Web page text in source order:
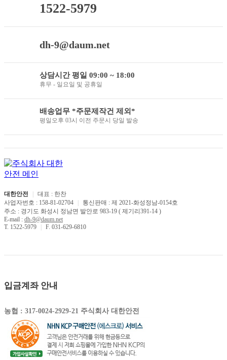
1522-5979
dh-9@daum.net
상담시간 평일 09:00 ~ 18:00
휴무 - 일요일 및 공휴일
배송업무 *주문제작건 제외*
평일오후 03시 이전 주문시 당일 발송
대한안전 | 대표 : 한찬
사업자번호 : 158-81-02704
|
통신판매 : 제 2021-화성정남-0154호
주소 : 경기도 화성시 정남면 발안로 983-19 ( 제기리391-14 )
E-mail : dh-9@daum.net
T. 1522-5979
| F. 031-629-6810
입금계좌 안내
농협 : 317-0024-2929-21 주식회사 대한안전